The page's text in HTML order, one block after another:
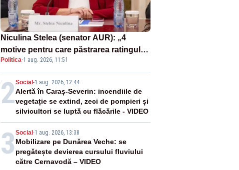
Niculina Stelea (senator AUR): „4
motive pentru care păstrarea ratingului
de țară nu este o reușită pentru
Guvernul Bolojan”
Politica·1 aug. 2026, 11:51
2Social -1 aug. 2026, 12:44
Alertă în Caraș-Severin: incendiile de
vegetație se extind, zeci de pompieri și
silvicultori se luptă cu flăcările - VIDEO
3 Social -1 aug. 2026, 13:38
Mobilizare pe Dunărea Veche: se
pregătește devierea cursului fluviului
către Cernavodă – VIDEO